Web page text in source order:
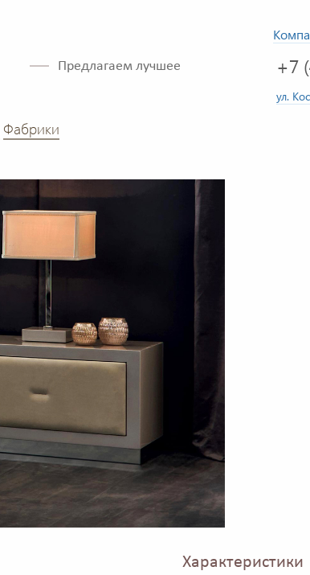
Предлагаем лучшее +7
ул.
Фабрики
Характеристики